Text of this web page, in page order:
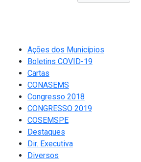
Ações dos Municípios
Boletins COVID-19
Cartas
CONASEMS
Congresso 2018
CONGRESSO 2019
COSEMSPE
Destaques
Dir. Executiva
Diversos